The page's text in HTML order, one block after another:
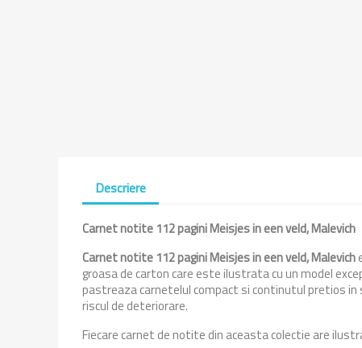
Descriere
Carnet notite 112 pagini Meisjes in een veld, Malevich
Carnet notite 112 pagini Meisjes in een veld, Malevich
groasa de carton care este ilustrata cu un model
pastreaza carnetelul compact si continutul pretios
riscul de deteriorare.
Fiecare carnet de notite din aceasta colectie are